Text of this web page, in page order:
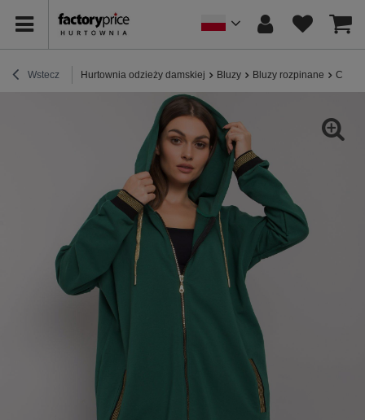
Wstecz Hurtownia odzieży damskiej Bluzy Bluzy rozpinane